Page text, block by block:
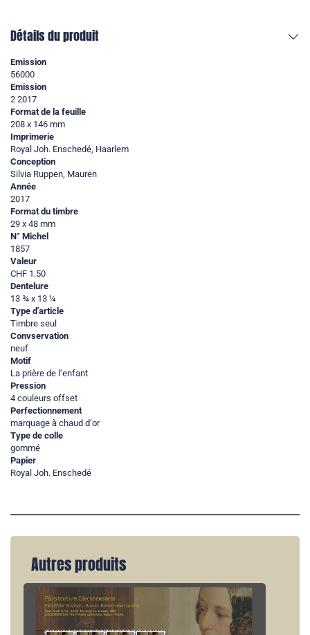
Détails du produit
Emission
56000
Emission
2 2017
Format de la feuille
208 x 146 mm
Imprimerie
Royal Joh. Enschedé, Haarlem
Conception
Silvia Ruppen, Mauren
Année
2017
Format du timbre
29 x 48 mm
N° Michel
1857
Valeur
CHF 1.50
Dentelure
13 ¾ x 13 ¼
Type d'article
Timbre seul
Convservation
neuf
Motif
La prière de l‘enfant
Pression
4 couleurs offset
Perfectionnement
marquage à chaud d‘or
Type de colle
gommé
Papier
Royal Joh. Enschedé
Autres produits